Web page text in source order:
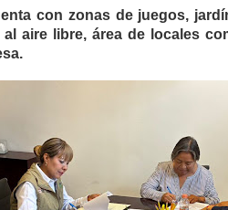
con zonas de juegos,
al aire libre, área de locales